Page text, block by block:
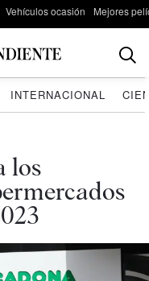
Vehículos ocasión Mejores
INTERNACIONAL
los